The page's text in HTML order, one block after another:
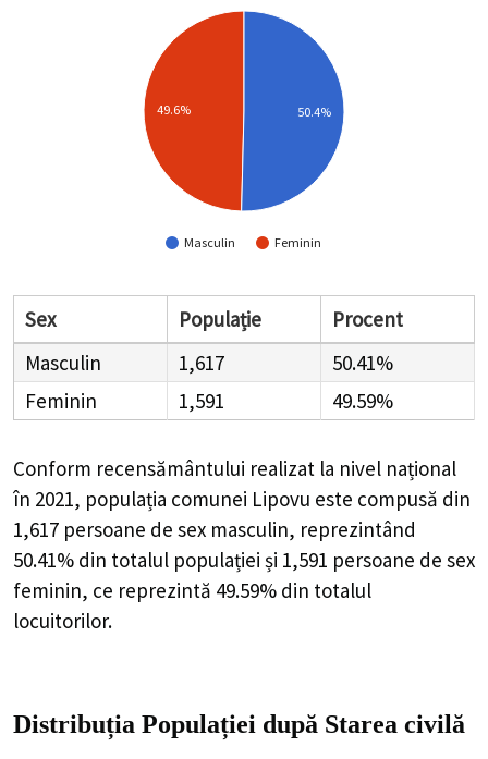
Masculin Feminin
49.6% 50.4%
Sex Populație
Procent
Masculin
1,617
50.41%
Feminin
1,591 49.59%
Conform recensământului realizat la nivel național
în 2021, populația comunei Lipovu este compusă din
1,617 persoane de sex masculin, reprezintând
50.41% din totalul populației și 1,591 persoane de sex
feminin, ce reprezintă 49.59% din totalul
locuitorilor.
Distribuția Populației după Starea civilă